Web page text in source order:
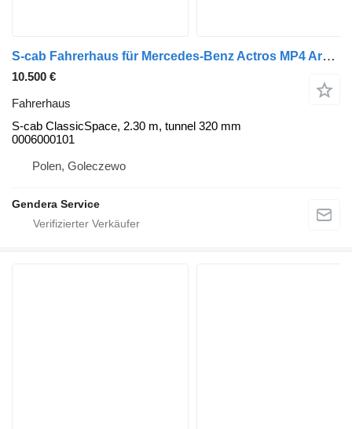
S-cab Fahrerhaus für Mercedes-Benz Actros MP4 Arocs Antos LKW
10.500 €
Fahrerhaus
S-cab ClassicSpace, 2.30 m, tunnel 320 mm
0006000101
Polen, Goleczewo
Gendera Service